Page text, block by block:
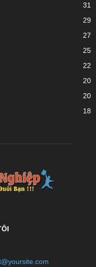
31
29
27
25
22
20
20
18